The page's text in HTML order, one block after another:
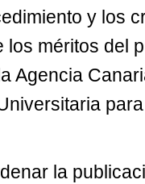
y los
los méritos del
Agencia
la